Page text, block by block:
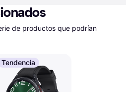
de productos que podrían
Tendencia